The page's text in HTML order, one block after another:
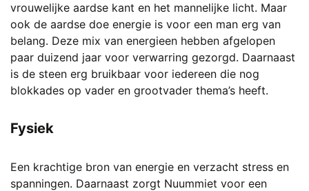
vrouwelijke aardse kant en het mannelijke licht. Maar
ook de aardse doe energie is voor een man erg van
belang. Deze mix van energieen hebben afgelopen
paar duizend jaar voor verwarring gezorgd. Daarnaast
is de steen erg bruikbaar voor iedereen die nog
blokkades op vader en grootvader thema’s heeft.
Fysiek
Een krachtige bron van energie en verzacht stress en
spanningen. Daarnaast zorgt Nuummiet voor een